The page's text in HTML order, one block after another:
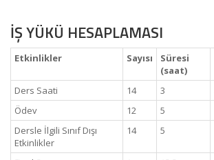
İŞ YÜKÜ HESAPLAMASI
Etkinlikler Sayısı
Süresi
(saat)
Ders Saati
14 3
Ödev
12 5
Dersle İlgili Sınıf Dışı
Etkinlikler
14 5